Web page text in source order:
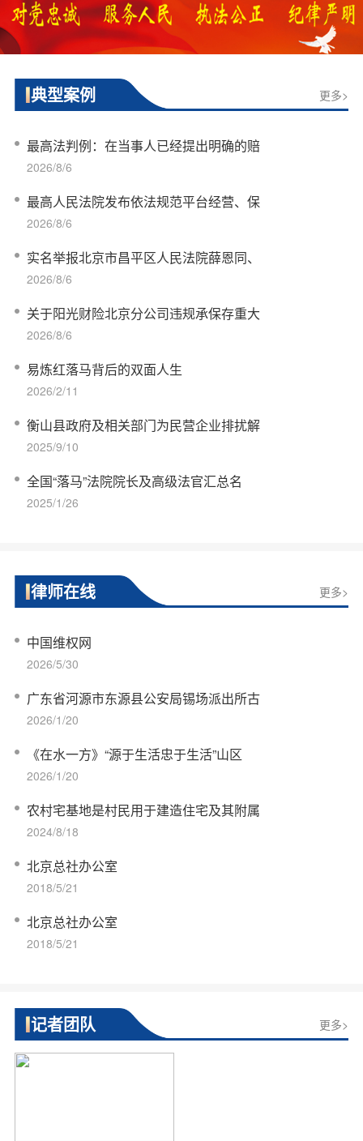
典型案例 更多>
最高法判例：在当事人已经提出明确的赔
2026/8/6
最高人民法院发布依法规范平台经营、保
2026/8/6
实名举报北京市昌平区人民法院薛恩同、
2026/8/6
关于阳光财险北京分公司违规承保存重大
2026/8/6
易炼红落马背后的双面人生
2026/2/11
衡山县政府及相关部门为民营企业排扰解
2025/9/10
全国“落马”法院院长及高级法官汇总名
2025/1/26
律师在线 更多>
中国维权网
2026/5/30
广东省河源市东源县公安局锡场派出所古
2026/1/20
《在水一方》“源于生活忠于生活”山区
2026/1/20
农村宅基地是村民用于建造住宅及其附属
2024/8/18
北京总社办公室
2018/5/21
北京总社办公室
2018/5/21
记者团队 更多>